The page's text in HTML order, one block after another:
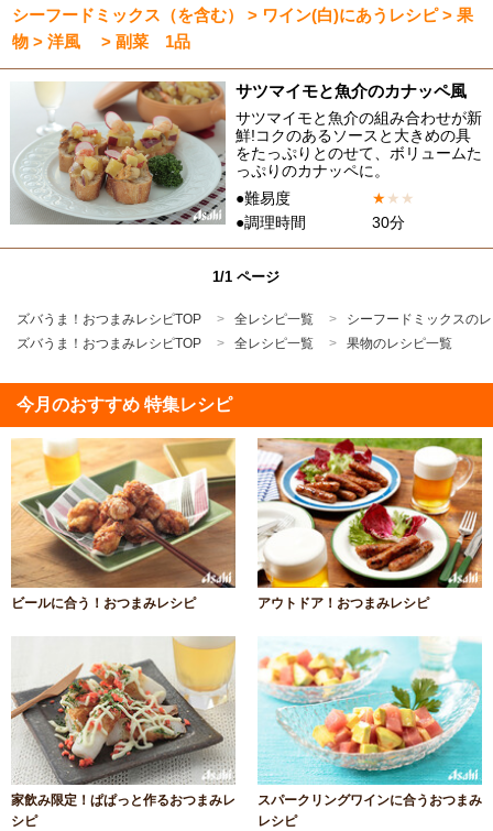
シーフードミックス（を含む） > ワイン(白)にあうレシピ > 果
物 > 洋風 > 副菜 1品
サツマイモと魚介のカナッペ風
サツマイモと魚介の組み合わせが新
鮮!コクのあるソースと大きめの具
をたっぷりとのせて、ボリュームた
っぷりのカナッペに。
●難易度
★★ ★
●調理時間
30分
1/1 ページ
ズバうま！おつまみレシピTOP 全レシピ一覧
シーフードミックスの
ズバうま！おつまみレシピTOP
全レシピ一覧 果物のレシピ一覧
今月のおすすめ 特集レシピ
ビールに合う！おつまみレシピ アウトドア！おつまみレシピ
家飲み限定！ぱぱっと作るおつまみレ
シピ
スパークリングワインに合うおつまみ
レシピ